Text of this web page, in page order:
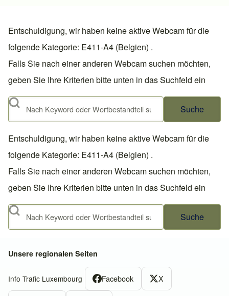
Entschuldigung, wir haben keine aktive Webcam für die
folgende Kategorie: E411-A4 (Belgien) .
Falls Sie nach einer anderen Webcam suchen möchten,
geben Sie Ihre Kriterien bitte unten in das Suchfeld ein
Suche
Entschuldigung, wir haben keine aktive Webcam für die
folgende Kategorie: E411-A4 (Belgien) .
Falls Sie nach einer anderen Webcam suchen möchten,
geben Sie Ihre Kriterien bitte unten in das Suchfeld ein
Suche
Unsere regionalen Seiten
Info Trafic Luxembourg Facebook X